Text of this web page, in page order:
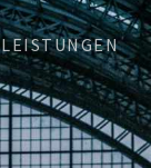
LEISTUNGEN